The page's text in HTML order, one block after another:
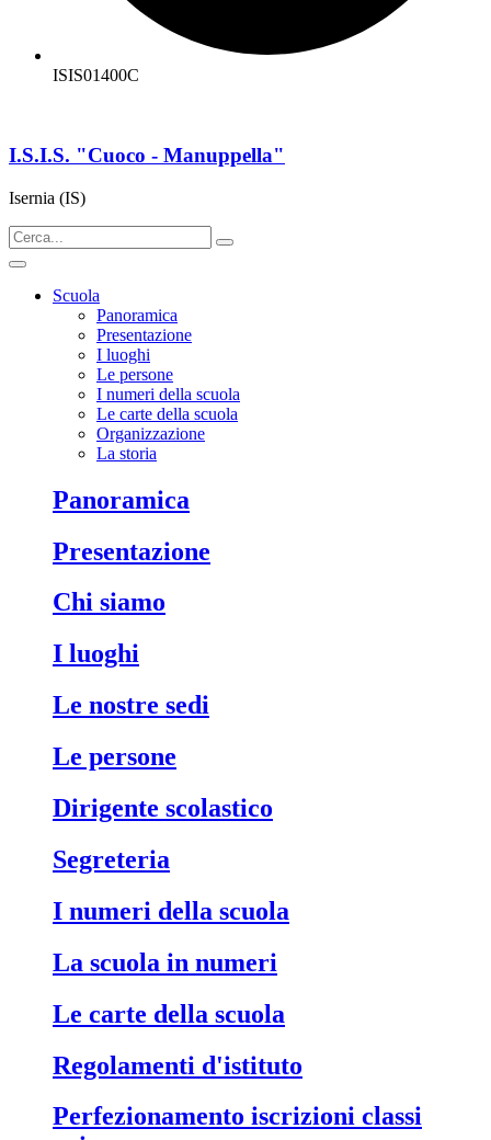
ISIS01400C
I.S.I.S. "Cuoco - Manuppella"
Isernia (IS)
Scuola
Panoramica
Presentazione
I luoghi
Le persone
I numeri della scuola
Le carte della scuola
Organizzazione
La storia
panoramica
presentazione
chi siamo
i luoghi
le nostre sedi
le persone
dirigente scolastico
segreteria
i numeri della scuola
la scuola in numeri
le carte della scuola
regolamenti d'istituto
perfezionamento iscrizioni classi